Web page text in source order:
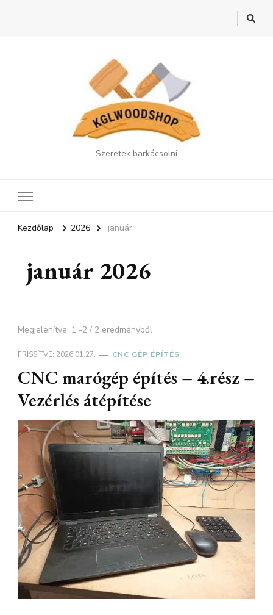
Szeretek barkácsolni
Kezdőlap 2026 január
január 2026
Megjelenítve: 1 -2 / 2 eredményből
FRISSÍTVE: 2026.01.27. CNC GÉP ÉPÍTÉS
CNC marógép építés – 4.rész –
Vezérlés átépítése